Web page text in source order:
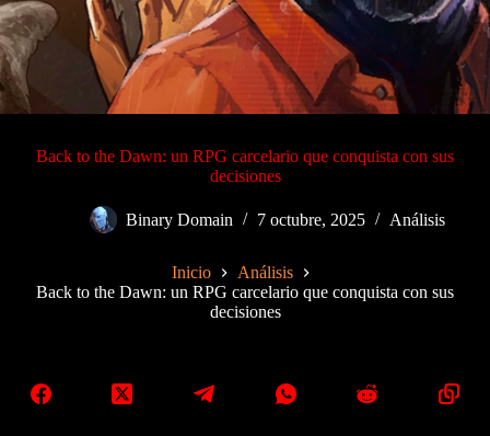
Back to the Dawn: un RPG carcelario que conquista con sus
decisiones
Binary Domain 7 octubre, 2025 Análisis
Inicio
Análisis
Back to the Dawn: un RPG carcelario que conquista con sus
decisiones